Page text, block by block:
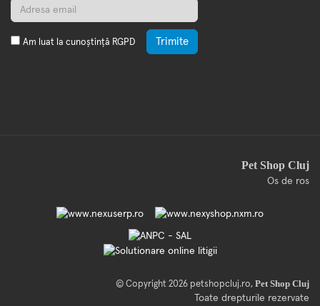
Am luat la cunoștință RGPD Trimite
Pet Shop Cluj
Os de ros
© Copyright 2026 petshopcluj.ro, Pet Shop Cluj
Toate drepturile rezervate